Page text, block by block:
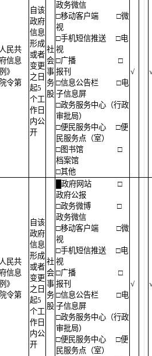
民共
信息
》
令第
自该
政府
信息
形成
或者
变更
之日
起5
个工
作日
内公
开
社
会
事
务
股
政务微信
□移动客户端
□微
视
□手机短信推送
□电
视
□广播
□
报刊
□信息公告栏
□电
子信息屏
□政务服务中心（行政
审批局）
□便民服务中心
□便
民服务点（室）
□图书馆
□
档案馆
□其他
√
民共
信息
》
令第
自该
政府
信息
形成
或者
变更
之日
起5
个工
作日
内公
开
社
会
事
务
股
█政府网站
□
政府公报
□政务微博
□
政务微信
□移动客户端
□微
视
□手机短信推送
□电
视
□广播
□
报刊
□信息公告栏
□电
子信息屏
□政务服务中心（行政
审批局）
□便民服务中心
□便
民服务点（室）
√